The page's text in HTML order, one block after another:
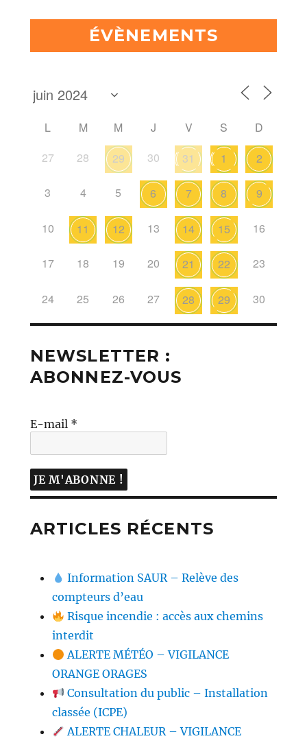
ÉVÈNEMENTS
L M M J V S
D
27
28 29 30 31 1 2
3 4 5 6 7 8 9
10 11 12 13 14 15 16
17 18 19 20 21 22 23
24 25 26 27 28 29 30
NEWSLETTER :
ABONNEZ-VOUS
E-mail *
ARTICLES RÉCENTS
Information SAUR – Relève des
compteurs d’eau
Risque incendie : accès aux chemins
interdit
ALERTE MÉTÉO – VIGILANCE
ORANGE ORAGES
Consultation du public – Installation
classée (ICPE)
ALERTE CHALEUR – VIGILANCE